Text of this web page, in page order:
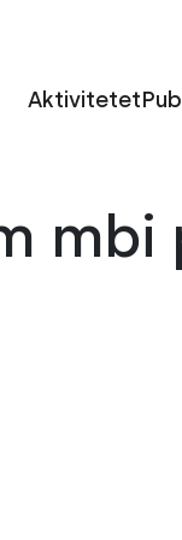
Aktivitetet